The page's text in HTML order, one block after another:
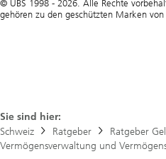
© UBS 1998 - 2026. Alle Rechte
gehören zu den geschützten Marken von
Sie sind hier:
Schweiz
Ratgeber
Ratgeber
Vermögensverwaltung und